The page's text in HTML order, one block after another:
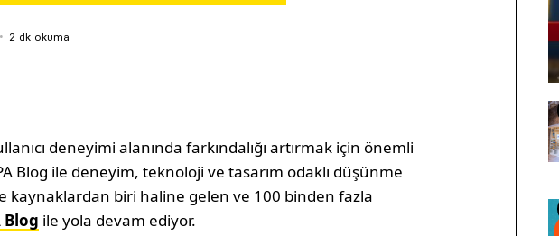
2 dk okuma
deneyimi alanında farkındalığı artırmak için önemli
Blog ile deneyim, teknoloji ve tasarım odaklı düşünme
kaynaklardan biri haline gelen ve 100 binden fazla
Blog ile yola devam ediyor.